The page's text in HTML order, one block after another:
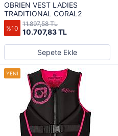
OBRIEN VEST LADIES
TRADITIONAL CORAL2
%10 10.707,83 TL
11.897,58 TL
Sepete Ekle